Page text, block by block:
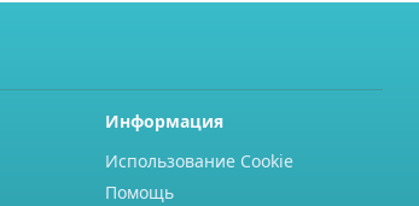
Информация
Использование Cookie
Помощь